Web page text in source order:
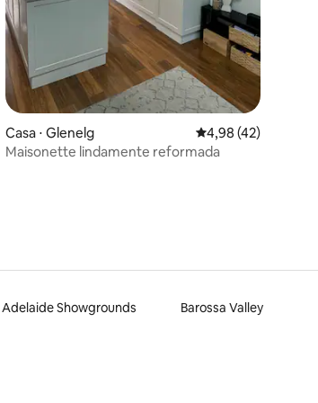
Casa ⋅ Glenelg 4,98 de uma
4,98 (42)
Maisonette lindamente reformada
Adelaide Showgrounds Barossa Valley